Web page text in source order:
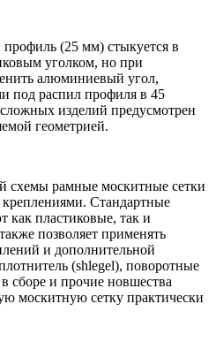
(25 мм) стыкуется в
уголком, но при
алюминиевый угол,
под распил профиля в 45
изделий предусмотрен
геометрией.
схемы рамные москитные сетки
Стандартные
как пластиковые, так и
позволяет применять
и дополнительной
(shlegel), поворотные
и прочие новшества
москитную сетку практически